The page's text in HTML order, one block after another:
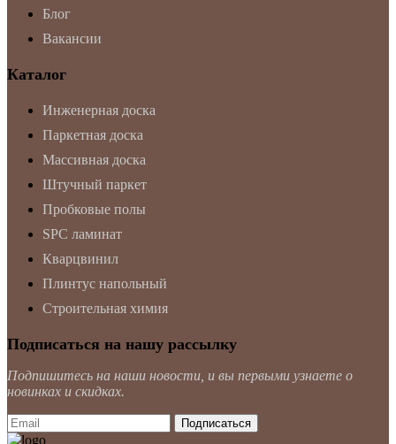
Блог
Вакансии
Каталог
Инженерная доска
Паркетная доска
Массивная доска
Штучный паркет
Пробковые полы
SPC ламинат
Кварцвинил
Плинтус напольный
Строительная химия
Подписаться на нашу рассылку
Подпишитесь на наши новости, и вы первыми узнаете о
новинках и скидках.